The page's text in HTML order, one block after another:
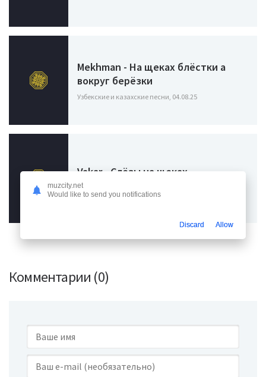
Mekhman - На щеках блёстки а
вокруг берёзки
Узбекские и казахские песни, 04.08.25
Vakar - Слёзы на щеках
Узбекские и казахские песни, 20.10.24
Комментарии (0)
muzcity.net
Would like to send you notifications
Discard Allow